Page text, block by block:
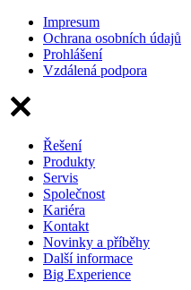
Impresum
Ochrana osobních údajů
Prohlášení
Vzdálená podpora
Řešení
Produkty
Servis
Společnost
Kariéra
Kontakt
Novinky a příběhy
Další informace
Big Experience